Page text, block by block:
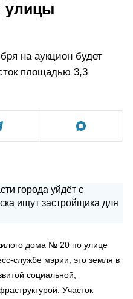
улицы
на аукцион будет
площадью 3,3
дома № 20 по улице
службе мэрии, это земля в
социальной,
Участок